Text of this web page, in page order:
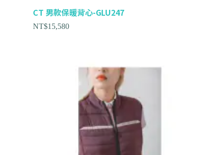
CT 男款保暖背心-GLU247
NT$15,580